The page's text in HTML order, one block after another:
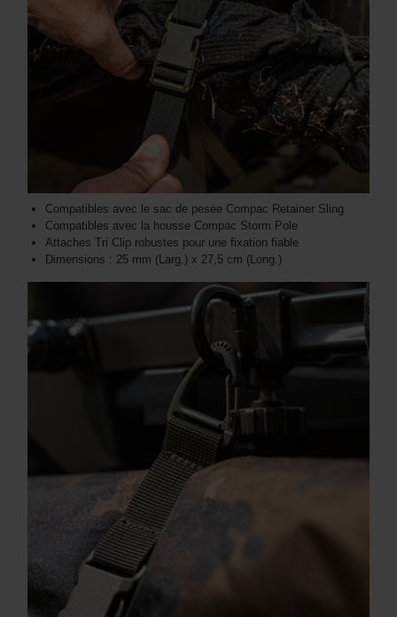
Compatibles avec le sac de pesée Compac Retainer Sling
Compatibles avec la housse Compac Storm Pole
Attaches Tri Clip robustes pour une fixation fiable
Dimensions : 25 mm (Larg.) x 27,5 cm (Long.)